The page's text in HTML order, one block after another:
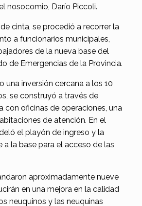
nosocomio, Darío Piccoli.
cinta, se procedió a recorrer la
a funcionarios municipales,
de la nueva base del
de Emergencias de la Provincia.
una inversión cercana a los 10
se construyó a través de
con oficinas de operaciones, una
de atención. En el
el playón de ingreso y la
a la base para el acceso de las
aproximadamente nueve
en una mejora en la calidad
neuquinos y las neuquinas